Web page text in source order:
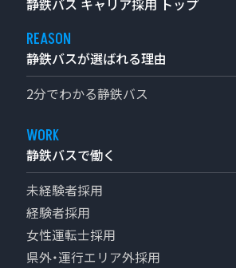
パート運転士採用
採用までの流れ
説明会日程・応募書類請求
会社見学会
企業情報
バス運転士の一日
勤務体制と働き方
募集要項
2026年度運転士採用ポータル
静鉄バスが選ばれる理由
2分でわかる静鉄バス
静鉄バスで働く
未経験者採用
経験者採用
女性運転士採用
県外・運行エリア外採用